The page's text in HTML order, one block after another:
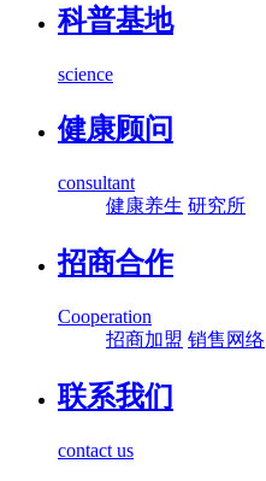
科普基地
science
健康顾问
consultant
健康养生 研究所
招商合作
Cooperation
招商加盟 销售网络
联系我们
contact us